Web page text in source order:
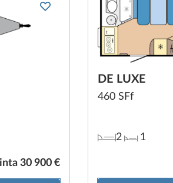
30 900 €
DE LUXE
460 SFf
2 1